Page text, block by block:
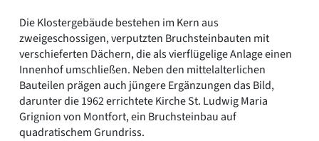
Die Klostergebäude bestehen im Kern aus
zweigeschossigen, verputzten Bruchsteinbauten mit
verschieferten Dächern, die als vierflügelige Anlage einen
Innenhof umschließen. Neben den mittelalterlichen
Bauteilen prägen auch jüngere Ergänzungen das Bild,
darunter die 1962 errichtete Kirche St. Ludwig Maria
Grignion von Montfort, ein Bruchsteinbau auf
quadratischem Grundriss.